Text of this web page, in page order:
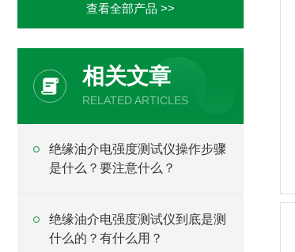
查看全部产品 >>
相关文章
RELATED ARTICLES
绝缘油介电强度测试仪操作步骤
是什么？要注意什么？
绝缘油介电强度测试仪到底是测
什么的？有什么用？